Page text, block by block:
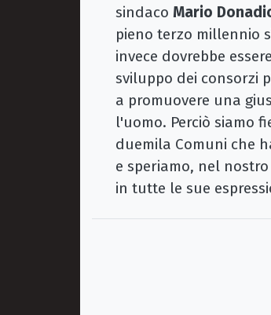
sindaco Mario
pieno terzo millennio
invece dovrebbe
sviluppo dei consorzi
a promuovere una
l'uomo. Perciò siamo
duemila Comuni che
e speriamo, nel
in tutte le sue